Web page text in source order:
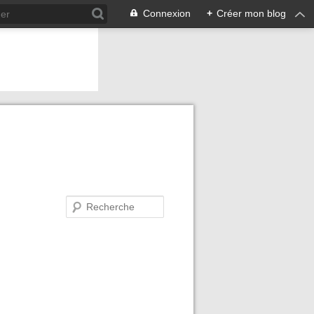
Connexion + Créer mon blog